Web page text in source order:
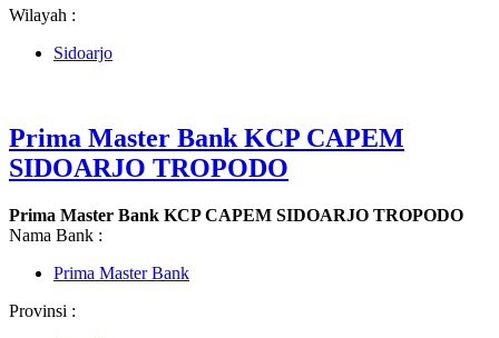
Wilayah :
Sidoarjo
Prima Master Bank KCP CAPEM
SIDOARJO TROPODO
Prima Master Bank KCP CAPEM SIDOARJO TROPODO
Nama Bank :
Prima Master Bank
Provinsi :